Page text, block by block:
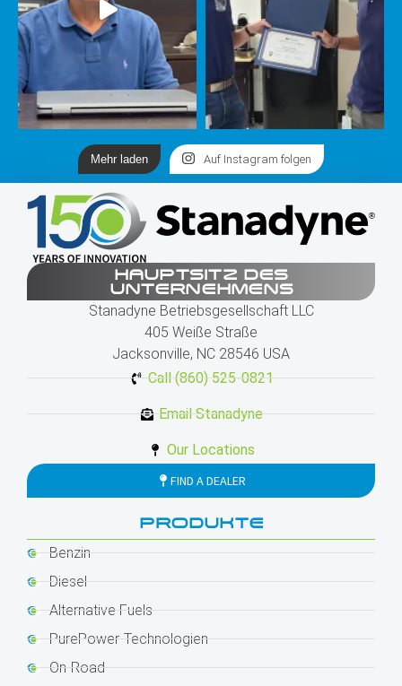
Mehr laden Auf Instagram folgen
HAUPTSITZ DES
UNTERNEHMENS
Stanadyne Betriebsgesellschaft LLC
405 Weiße Straße
Jacksonville, NC 28546 USA
Call (860) 525-0821
Email Stanadyne
Our Locations
FIND A DEALER
PRODUKTE
Benzin
Diesel
Alternative Fuels
PurePower-Technologien
On-Road